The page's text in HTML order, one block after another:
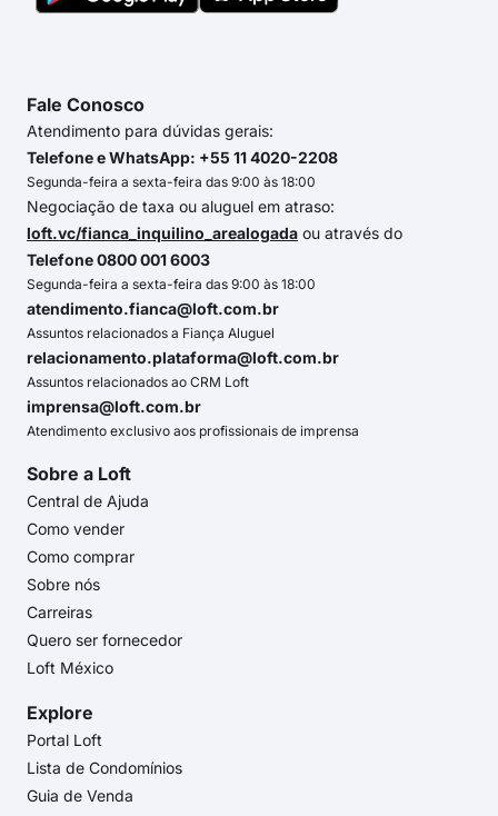
Fale Conosco
Atendimento para dúvidas gerais:
Telefone e WhatsApp: +55 11 4020-2208
Segunda-feira a sexta-feira das 9:00 às 18:00
Negociação de taxa ou aluguel em atraso:
loft.vc/fianca_inquilino_arealogada ou através do
Telefone 0800 001 6003
Segunda-feira a sexta-feira das 9:00 às 18:00
atendimento.fianca@loft.com.br
Assuntos relacionados a Fiança Aluguel
relacionamento.plataforma@loft.com.br
Assuntos relacionados ao CRM Loft
imprensa@loft.com.br
Atendimento exclusivo aos profissionais de imprensa
Sobre a Loft
Central de Ajuda
Como vender
Como comprar
Sobre nós
Carreiras
Quero ser fornecedor
Loft México
Explore
Portal Loft
Lista de Condomínios
Guia de Venda